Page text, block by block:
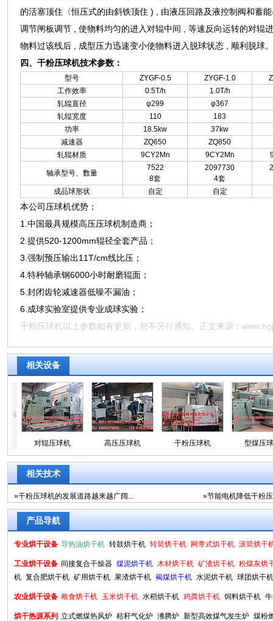
的活塞顶住〈恒压式的由斜铁顶住 ) , 由液压回路及液控制阀和蓄
调节闸板调节 , 使物料均匀的进入对辊中间 , 等速反向运转的对辊
物料过该线后 , 成型压力迅速变小使物料进入脱球状态 , 顺利脱球。
四、干粉压球机技术参数：
型号 ZYGF-0.5 ZYGF-1.0
工作效率
0.5T/h
1.0T/h
轧辊直径
φ299
φ367
轧辊宽度
110
183
功率
18.5kw
37kw
减速器
ZQ650
ZQ850
轧辊材质
9CY2Mn 9CY2Mn
轴承型号、数量
7522
8套
2097730
4套
成品球形状 自定 自定
本公司压球机优势：
1.中国最具规模高压压球机制造商；
2.提供520-1200mm辊径全套产品；
3.强制预压输出11T/cm线比压；
4.特种轴承钢6000小时耐磨辊面；
5.封闭齿轮减速器低噪不漏油；
6.成球实验室提供专业成球实验；
干粉压球机 以上参数如有更新，恕不另行通知。正文来源：
相关设备
对辊压球机 高压压球机 干粉压球机 型煤压
相关技术
»干粉压球机的发展道路越来越广阔... »节能电机降低干粉
产品导航
专业烘干设备 导热油烘干机 转鼓烘干机 转筒烘干机 网带式烘干机 滚筒烘干
工业烘干设备 间接复合干燥器 煤泥烘干机 木材烘干机 矿渣烘干机 粉煤灰烘
机 复合肥烘干机 矿用烘干机 果渣烘干机 褐煤烘干机 水泥烘干机 球团烘干机
农业烘干设备 粮食烘干机 玉米烘干机 水稻烘干机 鸡粪烘干机 饲料烘干机
烘干热源系列 立式燃煤热风炉 秸秆气化炉 沸腾炉 新型高效煤气发生炉 煤粉